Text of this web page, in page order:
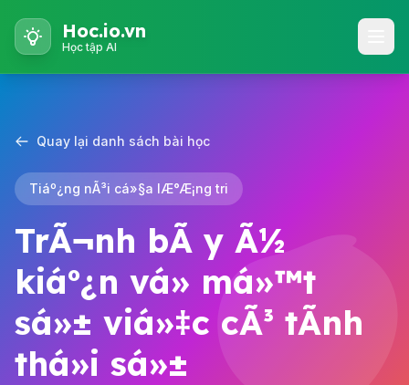
Hoc.io.vn
Học tập AI
Quay lại danh sách bài học
Tiáº¿ng nÃ³i cá»§a lÆ°Æ¡ng tri
TrÃ¬nh bÃ y Ã½
kiáº¿n vá» má»™t
sá»± viá»‡c cÃ³ tÃ­nh
thá»i sá»±